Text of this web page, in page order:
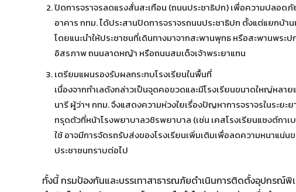
ปิดการจราจรลดแรงสั่นสะเทือน (ถนนประชาธิปก) เพื่อความปลอด
อาคาร กทม. ได้ประสานปิดการจราจรถนนประชาธิปก ตั้งแต่แยกบ้
โดยแนะนำให้ประชาชนที่เดินทางมาจากสะพานพุทธ หรือสะพานพระ
อิสรภาพ ถนนลาดหญ้า หรือถนนสมเด็จเจ้าพระยาแทน
เตรียมแผนรองรับผลกระทบโรงเรียนในพื้นที่
เนื่องจากทำเลดังกล่าวเป็นจุดคอขวดและมีโรงเรียนขนาดใหญ่หลา
นารี ผู้ว่าฯ กทม. จึงแสดงความห่วงใยเรื่องปัญหาการจราจรในระย
ทรุดตัวที่หน้าโรงพยาบาลวชิรพยาบาล (เช่น เคสโรงเรียนแซงต์กา
ใช้ อาจมีการจัดรถรับส่งของโรงเรียนเพิ่มเติมเพื่อลดความหนาแน่
ประชาชนทราบต่อไป
ทั้งนี้ กรมป้องกันและบรรเทาสาธารณภัยดำเนินการติดตั้งอุปกรณ์